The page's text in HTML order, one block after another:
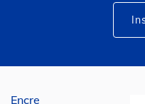
Encre